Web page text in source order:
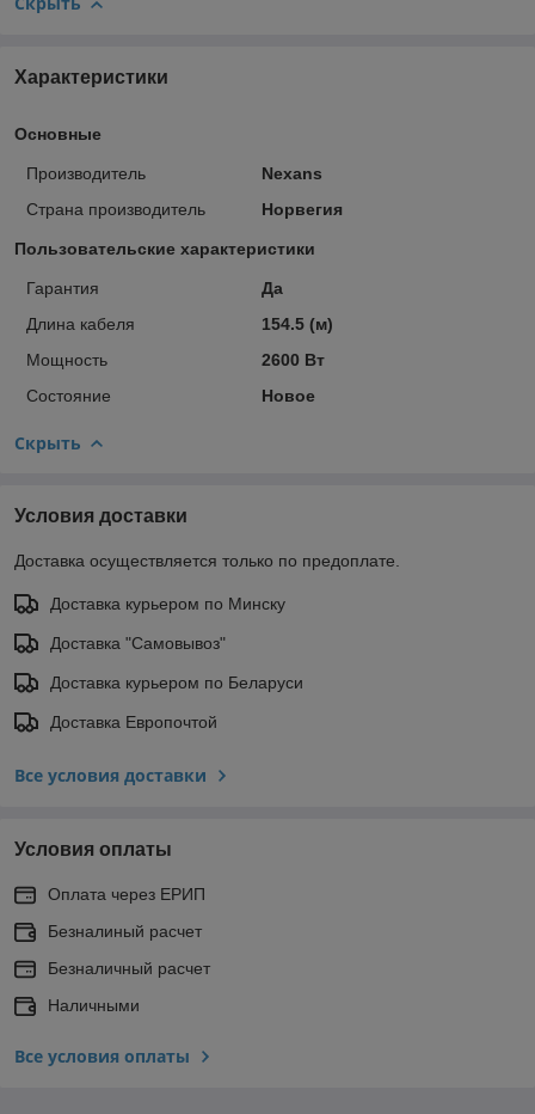
Характеристики
Основные
Производитель
Nexans
Страна производитель
Норвегия
Пользовательские характеристики
Гарантия
Да
Длина кабеля
154.5 (м)
Мощность
2600 Вт
Состояние
Новое
Скрыть
Условия доставки
Доставка осуществляется только по предоплате.
Доставка курьером по Минску
Доставка "Самовывоз"
Доставка курьером по Беларуси
Доставка Европочтой
Все условия доставки
Условия оплаты
Оплата через ЕРИП
Безналиный расчет
Безналичный расчет
Наличными
Все условия оплаты